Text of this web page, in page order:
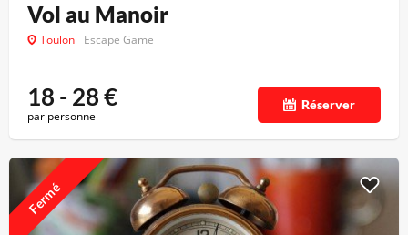
Vol au Manoir
Toulon Escape Game
18 - 28€
par personne
Réserver
Fermé